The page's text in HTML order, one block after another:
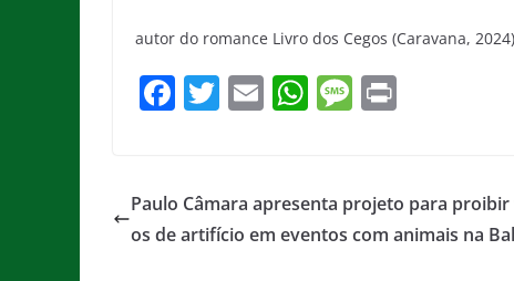
autor do romance Livro dos Cegos (Caravana,
F
e
b
T
er
E
l
W
s
A
M
a
g
Paulo Câmara apresenta projeto para
os de artifício em eventos com animais na